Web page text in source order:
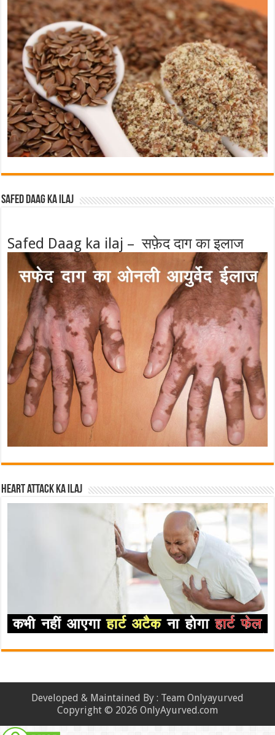
Safed Daag ka ilaj
Safed Daag ka ilaj – सफ़ेद दाग का इलाज
Heart attack ka ilaj
Developed & Maintained By : Team Onlyayurved
Copyright © 2026 OnlyAyurved.com